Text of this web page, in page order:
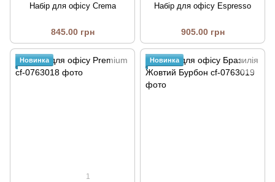
Набір для офісу Crema
845.00 грн
Набір для офісу Espresso
905.00 грн
Новинка
1
Новинка